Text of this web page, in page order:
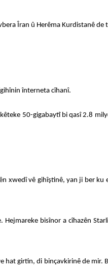
Îran û Herêma Kurdistanê
înterneta cîhanî.
50-gigabaytî bi qasî 2.8
xwedî vê gihîştinê, yan ji ber
bisînor a cîhazên
hat girtin, di binçavkirinê de